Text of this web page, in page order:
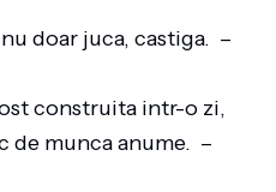
doar juca, castiga. –
construita intr-o zi,
de munca anume. –